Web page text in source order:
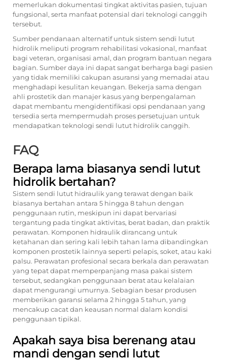
memerlukan dokumentasi tingkat aktivitas pasien, tujuan
fungsional, serta manfaat potensial dari teknologi canggih
tersebut.
Sumber pendanaan alternatif untuk sistem sendi lutut
hidrolik meliputi program rehabilitasi vokasional, manfaat
bagi veteran, organisasi amal, dan program bantuan negara
bagian. Sumber daya ini dapat sangat berharga bagi pasien
yang tidak memiliki cakupan asuransi yang memadai atau
menghadapi kesulitan keuangan. Bekerja sama dengan
ahli prostetik dan manajer kasus yang berpengalaman
dapat membantu mengidentifikasi opsi pendanaan yang
tersedia serta mempermudah proses persetujuan untuk
mendapatkan teknologi sendi lutut hidrolik canggih.
FAQ
Berapa lama biasanya sendi lutut
hidrolik bertahan?
Sistem sendi lutut hidraulik yang terawat dengan baik
biasanya bertahan antara 5 hingga 8 tahun dengan
penggunaan rutin, meskipun ini dapat bervariasi
tergantung pada tingkat aktivitas, berat badan, dan praktik
perawatan. Komponen hidraulik dirancang untuk
ketahanan dan sering kali lebih tahan lama dibandingkan
komponen prostetik lainnya seperti pelapis, soket, atau kaki
palsu. Perawatan profesional secara berkala dan perawatan
yang tepat dapat memperpanjang masa pakai sistem
tersebut, sedangkan penggunaan berat atau kelalaian
dapat mengurangi umurnya. Sebagian besar produsen
memberikan garansi selama 2 hingga 5 tahun, yang
mencakup cacat dan keausan normal dalam kondisi
penggunaan tipikal.
Apakah saya bisa berenang atau
mandi dengan sendi lutut